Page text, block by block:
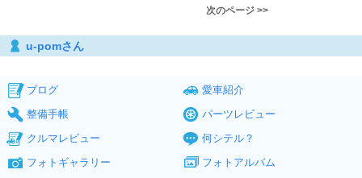
次のページ >>
u-pomさん
ブログ
愛車紹介
整備手帳
パーツレビュー
クルマレビュー
何シテル？
フォトギャラリー
フォトアルバム